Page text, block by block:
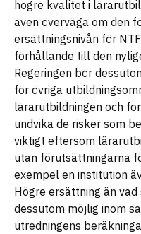
högre kvalitet i
även överväga om den
ersättningsnivån för
förhållande till den
Regeringen bör
för övriga
lärarutbildningen och
undvika de risker som
viktigt eftersom
utan förutsättningarna
exempel en institution
Högre ersättning än
dessutom möjlig inom
utredningens